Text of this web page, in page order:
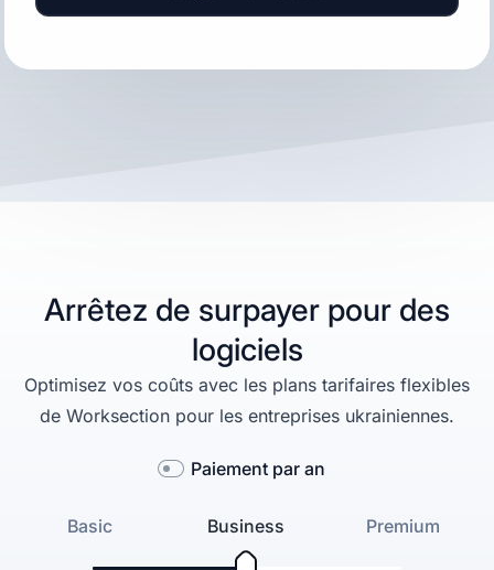
Arrêtez de surpayer pour des
logiciels
Optimisez vos coûts avec les plans tarifaires flexibles
de Worksection pour les entreprises ukrainiennes.
Basic Business Premium
Paiement par an